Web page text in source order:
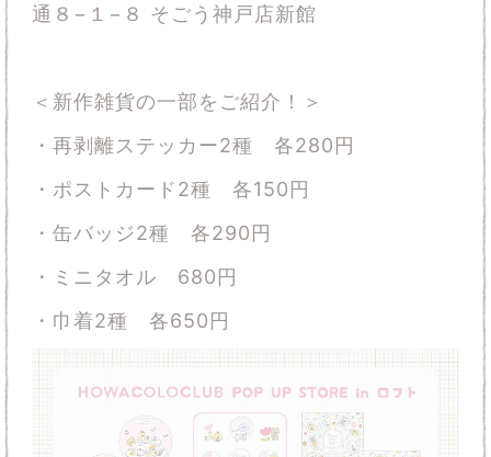
通８−１−８ そごう神戸店新館
＜新作雑貨の一部をご紹介！＞
・再剥離ステッカー2種 各280円
・ポストカード2種 各150円
・缶バッジ2種 各290円
・ミニタオル 680円
・巾着2種 各650円